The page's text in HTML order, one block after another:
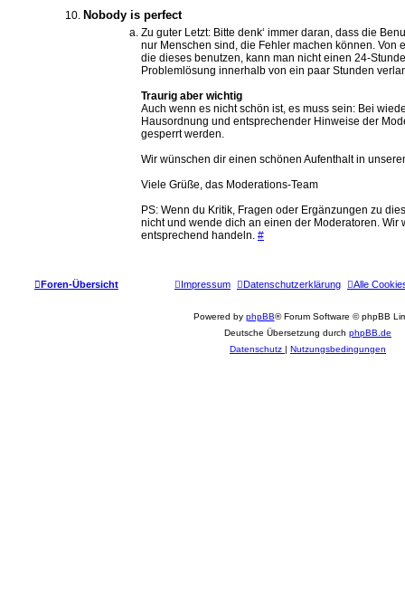
Nobody is perfect
Zu guter Letzt: Bitte denk‘ immer daran, dass die
nur Menschen sind, die Fehler machen können. Von
die dieses benutzen, kann man nicht einen 24-
Problemlösung innerhalb von ein paar Stunden
Traurig aber wichtig
Auch wenn es nicht schön ist, es muss sein: Bei
Hausordnung und entsprechender Hinweise der
gesperrt werden.
Wir wünschen dir einen schönen Aufenthalt in
Viele Grüße, das Moderations-Team
PS: Wenn du Kritik, Fragen oder Ergänzungen zu
nicht und wende dich an einen der Moderatoren. Wir
entsprechend handeln. #
Foren-Übersicht Alle
Datenschutzerklärung
Impressum
Powered by phpBB® Forum Software © phpBB
Deutsche Übersetzung durch phpBB.de
Datenschutz | Nutzungsbedingungen